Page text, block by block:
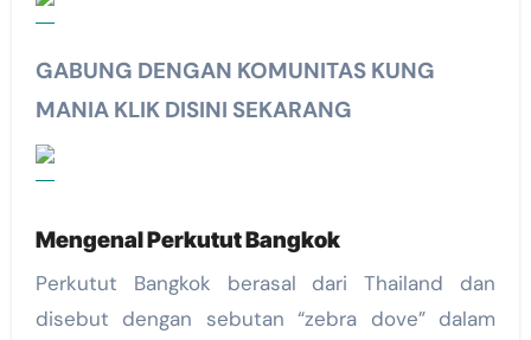
GABUNG DENGAN KOMUNITAS KUNG
MANIA KLIK DISINI SEKARANG
Mengenal Perkutut Bangkok
Perkutut Bangkok berasal dari Thailand dan
disebut dengan sebutan “zebra dove” dalam